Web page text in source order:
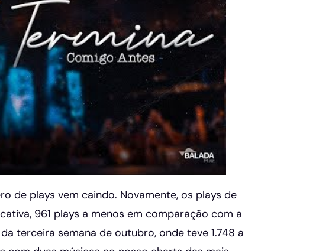
de plays vem caindo. Novamente, os plays de
961 plays a menos em comparação com a
terceira semana de outubro, onde teve 1.748 a